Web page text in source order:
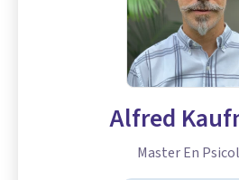
Alfred
Master En